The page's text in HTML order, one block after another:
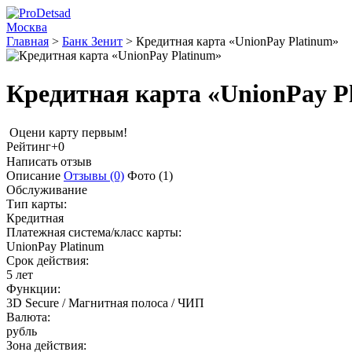
Москва
Главная > Банк Зенит > Кредитная карта «UnionPay Platinum»
Кредитная карта «UnionPay
Оцени карту первым!
Рейтинг+0
Написать отзыв
Описание Отзывы (0) Фото (1)
Обслуживание
Тип карты:
Кредитная
Платежная система/класс карты:
UnionPay Platinum
Срок действия:
5 лет
Функции:
3D Secure / Магнитная полоса / ЧИП
Валюта:
рубль
Зона действия: